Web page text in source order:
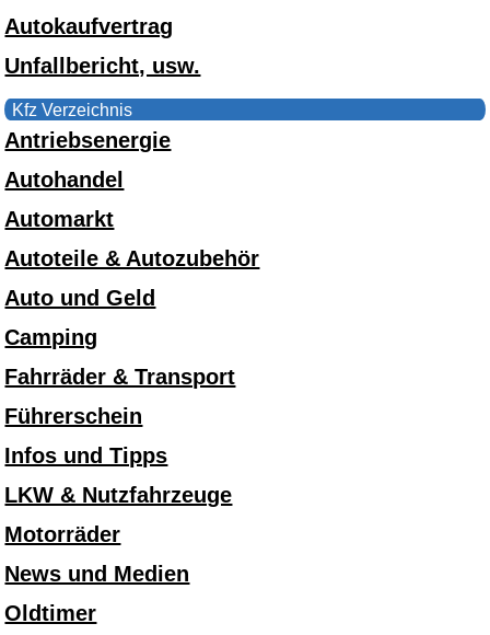
Autokaufvertrag
Unfallbericht, usw.
Kfz Verzeichnis
Antriebsenergie
Autohandel
Automarkt
Autoteile & Autozubehör
Auto und Geld
Camping
Fahrräder & Transport
Führerschein
Infos und Tipps
LKW & Nutzfahrzeuge
Motorräder
News und Medien
Oldtimer